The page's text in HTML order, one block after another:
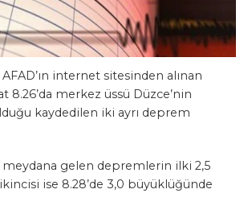
AFAD’ın internet sitesinden alınan
8.26’da merkez üssü Düzce’nin
kaydedilen iki ayrı deprem
meydana gelen depremlerin ilki 2,5
ise 8.28’de 3,0 büyüklüğünde